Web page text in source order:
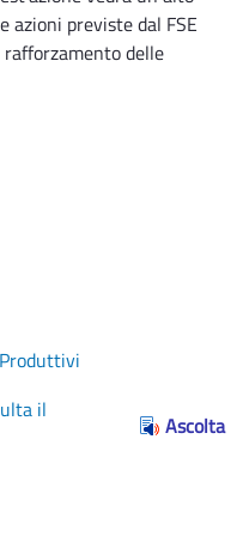
azioni previste dal FSE
delle
il
Ascolta